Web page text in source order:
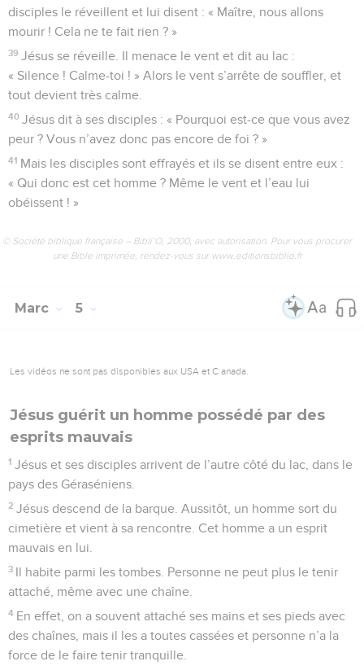
disciples le réveillent et lui disent : « Maître, nous allons
mourir ! Cela ne te fait rien ? »
39 Jésus se réveille. Il menace le vent et dit au lac :
« Silence ! Calme-toi ! » Alors le vent s’arrête de souffler, et
tout devient très calme.
40 Jésus dit à ses disciples : « Pourquoi est-ce que vous avez
peur ? Vous n’avez donc pas encore de foi ? »
41 Mais les disciples sont effrayés et ils se disent entre eux :
« Qui donc est cet homme ? Même le vent et l’eau lui
obéissent ! »
© Société biblique française – Bibli’O, 2000, avec autorisation. Pour vous procurer
une Bible imprimée, rendez-vous sur www.editionsbiblio.fr
Marc 5
Les vidéos ne sont pas disponibles aux USA et C anada.
Jésus guérit un homme possédé par des
esprits mauvais
1 Jésus et ses disciples arrivent de l’autre côté du lac, dans le
pays des Géraséniens.
2 Jésus descend de la barque. Aussitôt, un homme sort du
cimetière et vient à sa rencontre. Cet homme a un esprit
mauvais en lui.
3 Il habite parmi les tombes. Personne ne peut plus le tenir
attaché, même avec une chaîne.
4 En effet, on a souvent attaché ses mains et ses pieds avec
des chaînes, mais il les a toutes cassées et personne n’a la
force de le faire tenir tranquille.